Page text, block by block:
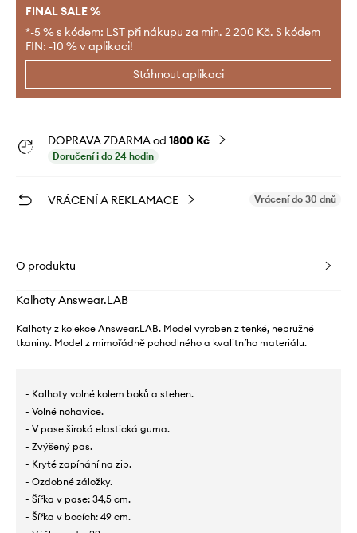
FINAL SALE %
*-5 % s kódem: LST při nákupu za min. 2 200 Kč. S kódem
FIN: -10 % v aplikaci!
Stáhnout aplikaci
DOPRAVA ZDARMA od 1800 Kč
Doručení i do 24 hodin
VRÁCENÍ A REKLAMACE Vrácení do 30 dnů
O produktu
Kalhoty Answear.LAB
Kalhoty z kolekce Answear.LAB. Model vyroben z tenké, nepružné
tkaniny. Model z mimořádně pohodlného a kvalitního materiálu.
- Kalhoty volné kolem boků a stehen.
- Volné nohavice.
- V pase široká elastická guma.
- Zvýšený pas.
- Kryté zapínání na zip.
- Ozdobné záložky.
- Šířka v pase: 34,5 cm.
- Šířka v bocích: 49 cm.